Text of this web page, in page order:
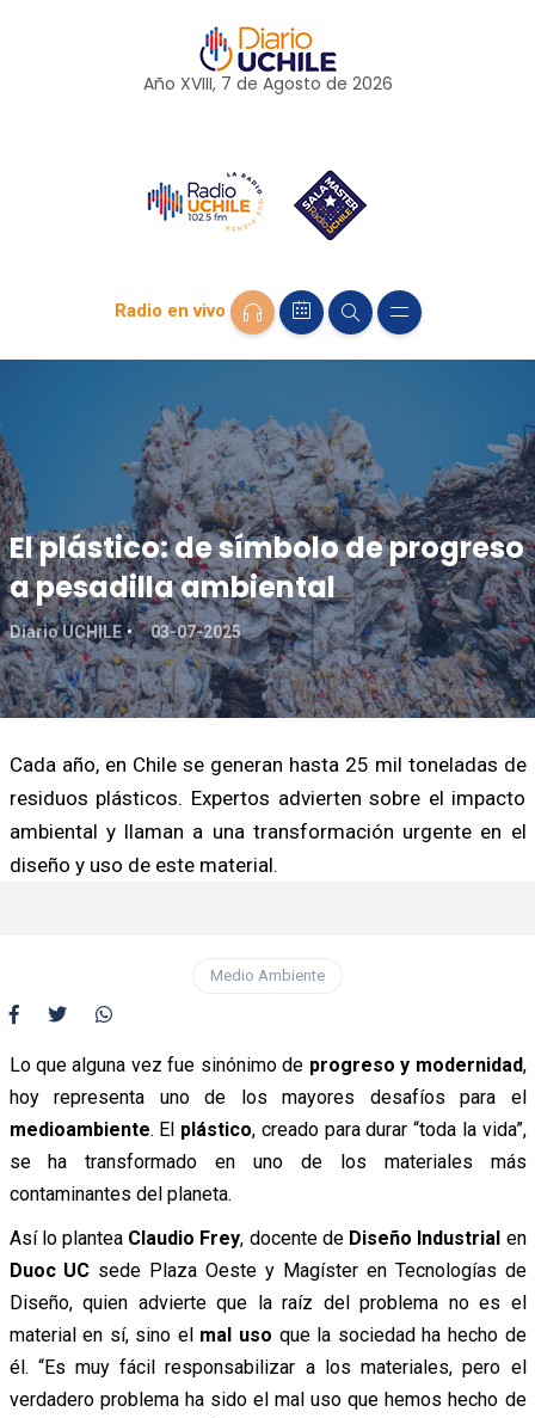
Año XVIII, 7 de Agosto de 2026
Radio en vivo
El plástico: de símbolo de progreso
a pesadilla ambiental
Diario UCHILE 03-07-2025
Cada año, en Chile se generan hasta 25 mil toneladas de
residuos plásticos. Expertos advierten sobre el impacto
ambiental y llaman a una transformación urgente en el
diseño y uso de este material.
Medio Ambiente
Lo que alguna vez fue sinónimo de progreso y modernidad,
hoy representa uno de los mayores desafíos para el
medioambiente. El plástico, creado para durar “toda la vida”,
se ha transformado en uno de los materiales más
contaminantes del planeta.
Así lo plantea Claudio Frey, docente de Diseño Industrial en
Duoc UC sede Plaza Oeste y Magíster en Tecnologías de
Diseño, quien advierte que la raíz del problema no es el
material en sí, sino el mal uso que la sociedad ha hecho de
él. “Es muy fácil responsabilizar a los materiales, pero el
verdadero problema ha sido el mal uso que hemos hecho de